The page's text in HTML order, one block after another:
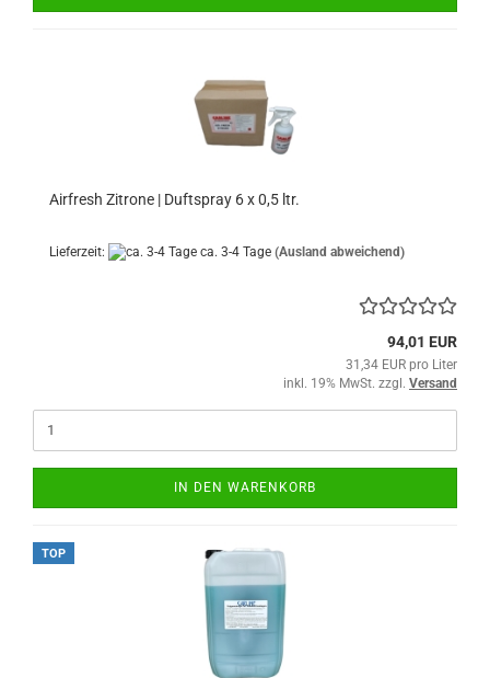
Airfresh Zitrone | Duftspray 6 x 0,5 ltr.
Lieferzeit: ca. 3-4 Tage (Ausland abweichend)
94,01 EUR
31,34 EUR pro Liter
inkl. 19% MwSt. zzgl. Versand
IN DEN WARENKORB
TOP